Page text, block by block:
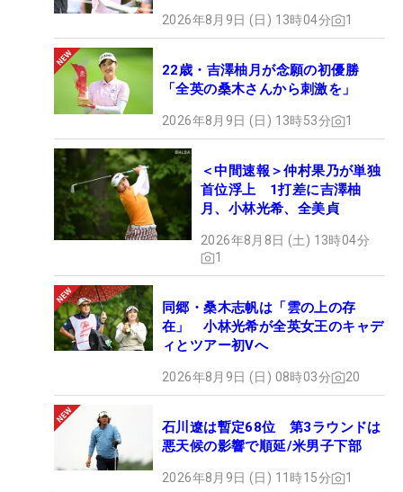
2026年8月9日 (日) 13時04分 1
22歳・吉澤柚月が念願の初優勝
「全英の桑木さんから刺激を」
2026年8月9日 (日) 13時53分 1
＜中間速報＞仲村果乃が単独
首位浮上 1打差に吉澤柚
月、小林光希、全美貞
2026年8月8日 (土) 13時04分
1
同郷・桑木志帆は「雲の上の存
在」 小林光希が全英女王のキャデ
ィとツアー初Vへ
2026年8月9日 (日) 08時03分 20
石川遼は暫定68位 第3ラウンドは
悪天候の影響で順延/米男子下部
2026年8月9日 (日) 11時15分 1